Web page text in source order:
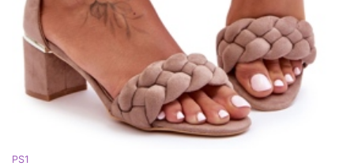
PS1